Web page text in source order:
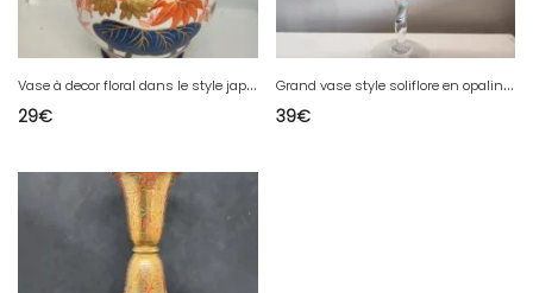
V
ase à decor floral dans le style japonisant signé Della Torre decor main en bon etat
29€
G
rand vase style soliflore en opaline italien en bel etat
39€